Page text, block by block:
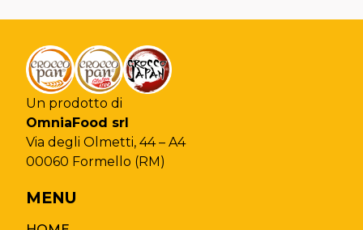
Chiudi la ricerca
Un prodotto di
OmniaFood srl
Via degli Olmetti, 44 – A4
00060 Formello (RM)
MENU